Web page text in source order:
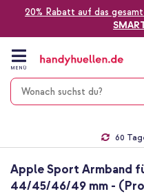
20% Rabatt auf das
Zum
Inhalt
springen
MENÜ
60
Die Nr. 1 für
Apple Sport Armband
44/45/46/49 mm -